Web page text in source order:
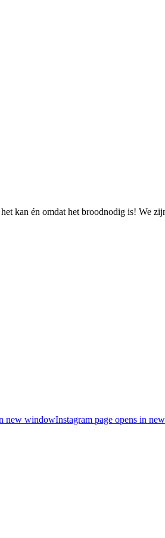
kan én omdat het broodnodig is! We
new windowInstagram page opens in